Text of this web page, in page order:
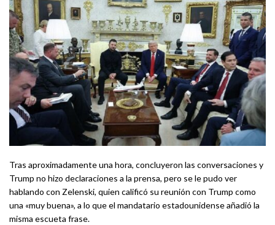
Tras aproximadamente una hora, concluyeron las conversaciones y
Trump no hizo declaraciones a la prensa, pero se le pudo ver
hablando con Zelenski, quien calificó su reunión con Trump como
una «muy buena», a lo que el mandatario estadounidense añadió la
misma escueta frase.